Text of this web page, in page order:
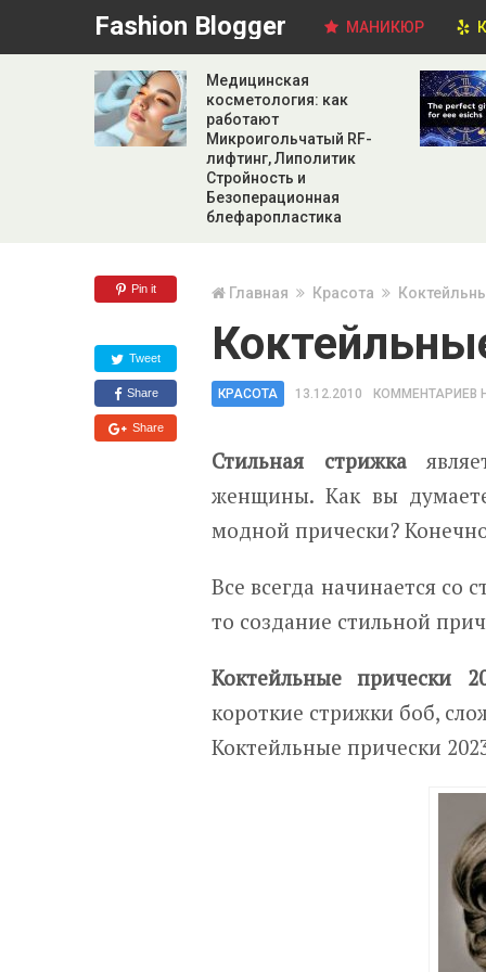
Fashion Blogger МАНИКЮР
Медицинская
косметология: как
работают
Микроигольчатый RF-
лифтинг, Липолитик
Стройность и
Безоперационная
блефаропластика
Pin it
Tweet
Share
Share
Главная Красота
КРАСОТА 13.12.2010 КОММЕНТАРИЕВ
Стильная стрижка
женщины. Как вы
модной прически?
Все всегда начинается со
то создание стильной
Коктейльные прически
короткие стрижки боб,
Коктейльные прически